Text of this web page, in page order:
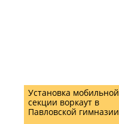
Установка мобильной
секции воркаут в
Павловской гимназии